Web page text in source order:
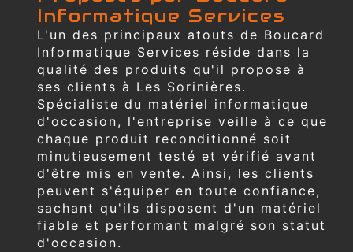
Informatique Services
L'un des principaux atouts de Boucard
Informatique Services réside dans la
qualité des produits qu'il propose à
ses clients à Les Sorinières.
Spécialiste du matériel informatique
d'occasion, l'entreprise veille à ce que
chaque produit reconditionné soit
minutieusement testé et vérifié avant
d'être mis en vente. Ainsi, les clients
peuvent s'équiper en toute confiance,
sachant qu'ils disposent d'un matériel
fiable et performant malgré son statut
d'occasion.